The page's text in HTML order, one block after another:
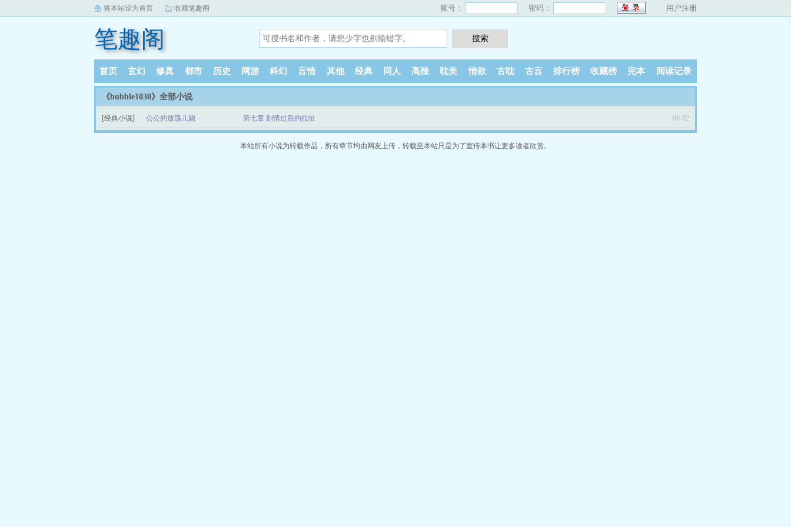
将本站设为首页 收藏笔趣阁 账号： 密码： 用户注册
笔趣阁
首页 玄幻 修真 都市 历史 网游 科幻 言情 其他 经典 同人 高辣 耽美 情欲 古耽 古言 排行榜 收藏榜 完本 阅读记录
《bubble1030》全部小说
[经典小说] 公公的放荡儿媳 第七章 剧情过后的拉扯 06-02
本站所有小说为转载作品，所有章节均由网友上传，转载至本站只是为了宣传本书让更多读者欣赏。